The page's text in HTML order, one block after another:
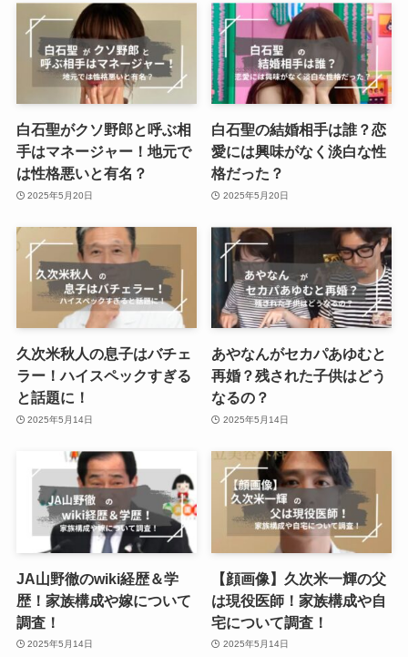
白石聖がクソ野郎と呼ぶ相
手はマネージャー！地元で
は性格悪いと有名？
2025年5月20日
白石聖の結婚相手は誰？恋
愛には興味がなく淡白な性
格だった？
2025年5月20日
久次米秋人の息子はバチェ
ラー！ハイスペックすぎる
と話題に！
2025年5月14日
あやなんがセカパあゆむと
再婚？残された子供はどう
なるの？
2025年5月14日
JA山野徹のwiki経歴＆学
歴！家族構成や嫁について
調査！
2025年5月14日
【顔画像】久次米一輝の父
は現役医師！家族構成や自
宅について調査！
2025年5月14日